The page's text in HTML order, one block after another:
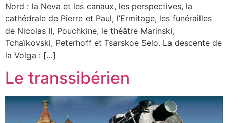
Nord : la Neva et les canaux, les perspectives, la
cathédrale de Pierre et Paul, l’Ermitage, les funérailles
de Nicolas II, Pouchkine, le théâtre Marinski,
Tchaïkovski, Peterhoff et Tsarskoe Selo. La descente de
la Volga : […]
Le transsibérien